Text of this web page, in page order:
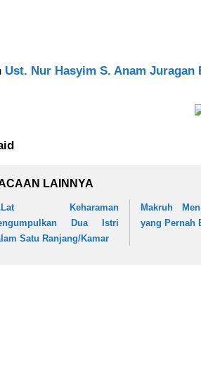
Ust. Nur Hasyim S. Anam Juragan
LAINNYA
Keharaman
Dua Istri
Satu Ranjang/Kamar
Makruh
yang Pernah